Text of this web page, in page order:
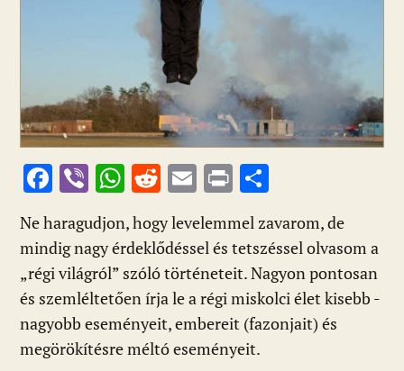
F
e
b
o
o
k
Vi
b
er
W
h
at
s
A
p
p
R
e
d
di
t
E
m
ai
l
Pr
in
t za
m
e
g
Ne haragudjon, hogy levelemmel zavarom, de
mindig nagy érdeklődéssel és tetszéssel olvasom a
„régi világról” szóló történeteit. Nagyon pontosan
és szemléltetően írja le a régi miskolci élet kisebb -
nagyobb eseményeit, embereit (fazonjait) és
megörökítésre méltó eseményeit.